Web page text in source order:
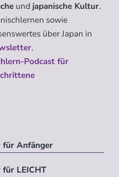
und japanische Kultur.
sowie
über Japan in
.
Podcast für
für Anfänger
für LEICHT